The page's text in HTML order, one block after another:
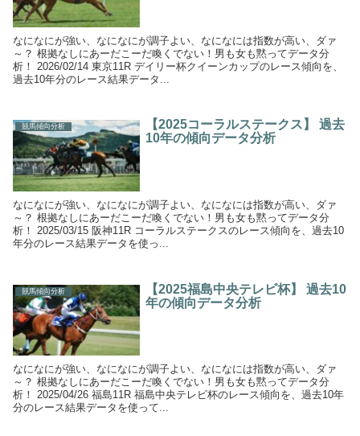
なになにが強い、なになにが調子よい、なになには指数が高い、ダァ
～？ 根拠なしにあーだこーだ喚くでない！男も女も黙ってデータ分
析！ 2026/02/14 東京11R デイリー杯クイーンカップのレース傾向を、
過去10年分のレース結果データ...
競馬傾向分析
【2025コーラルステークス】 過去
10年の傾向データ分析
なになにが強い、なになにが調子よい、なになには指数が高い、ダァ
～？ 根拠なしにあーだこーだ喚くでない！男も女も黙ってデータ分
析！ 2025/03/15 阪神11R コーラルステークスのレース傾向を、過去10
年分のレース結果データを使っ...
競馬傾向分析
【2025福島中央テレビ杯】 過去10
年の傾向データ分析
なになにが強い、なになにが調子よい、なになには指数が高い、ダァ
～？ 根拠なしにあーだこーだ喚くでない！男も女も黙ってデータ分
析！ 2025/04/26 福島11R 福島中央テレビ杯のレース傾向を、過去10年
分のレース結果データを使って...